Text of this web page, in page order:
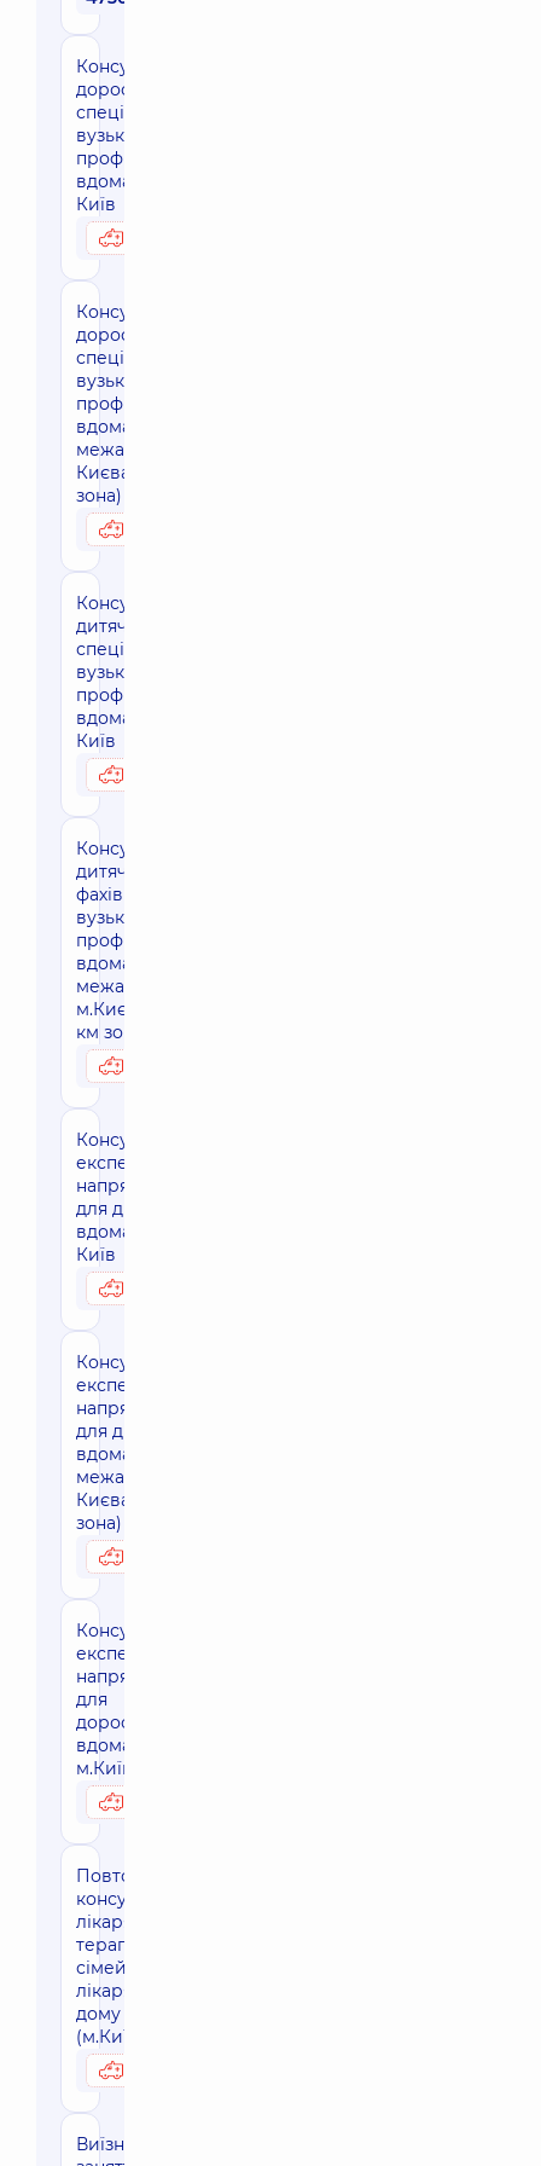
Консультація
дорослого
спеціаліста
вузького
профілю
вдома, м.
Київ
Консультація
дорослого
спеціаліста
вузького
профілю
вдома за
межами м.
Києва (30 км
зона)
Консультація
дитячого
спеціаліста
вузького
профілю
вдома, м.
Київ
Консультація
дитячого
фахівця
вузького
профілю
вдома, за
межами
м.Києва (30
км зона)
Консультація
експерта
напрямку
для дітей
вдома, м.
Київ
Консультація
експерта
напрямку
для дітей
вдома, за
межами м.
Києва (30 км
зона)
Консультація
експерта
напрямку
для
дорослих
вдома,
м.Київ
Повторна
консультація
лікаря
терапевта-
сімейного
лікаря на
дому
(м.Київ)
Виїзне